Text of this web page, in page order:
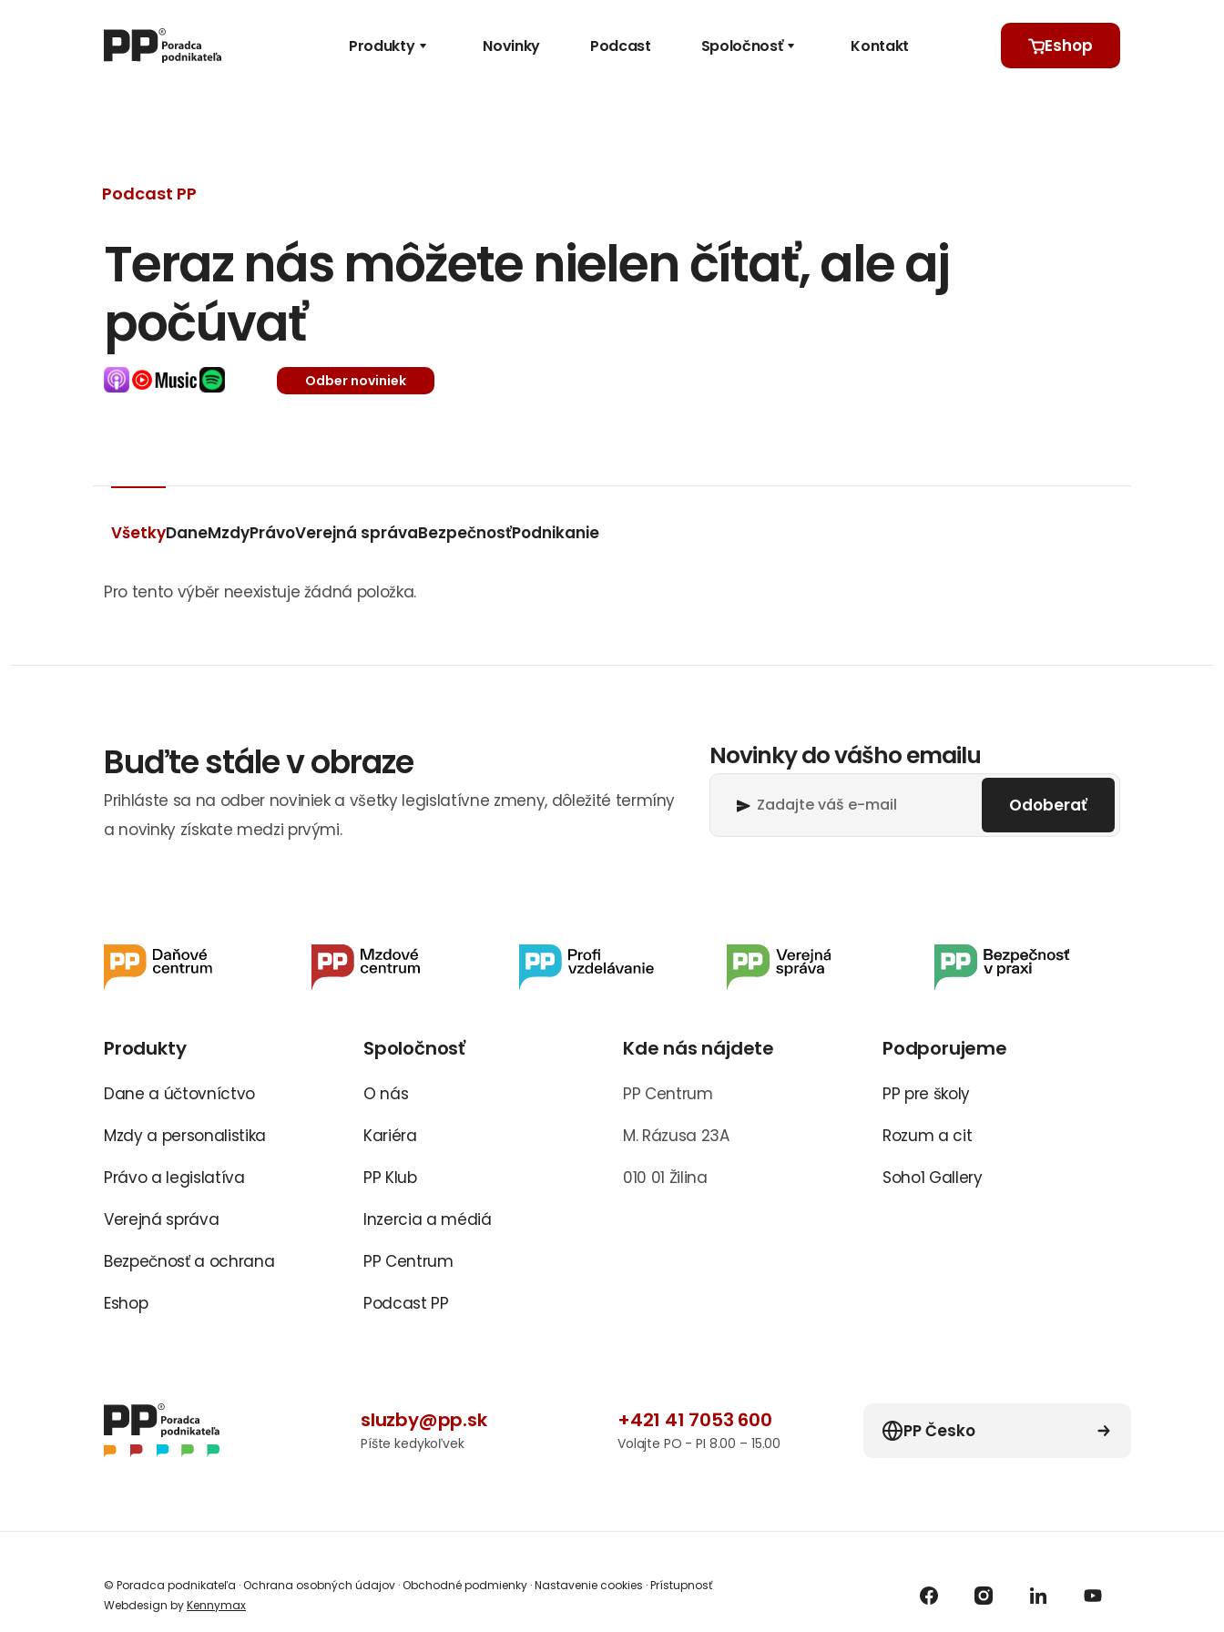
Produkty Novinky Podcast Spoločnosť Kontakt Eshop
Podcast PP
Teraz nás môžete nielen čítať, ale aj
počúvať
Odber noviniek
VšetkyDaneMzdyPrávoVerejná správaBezpečnosťPodnikanie
Pro tento výběr neexistuje žádná položka.
Buďte stále v obraze
Prihláste sa na odber noviniek a všetky legislatívne zmeny, dôležité termíny
a novinky získate medzi prvými.
Novinky do vášho emailu
Odoberať
Produkty
Dane a účtovníctvo
Mzdy a personalistika
Právo a legislatíva
Verejná správa
Bezpečnosť a ochrana
Eshop
Spoločnosť
O nás
Kariéra
PP Klub
Inzercia a médiá
PP Centrum
Podcast PP
Kde nás nájdete
PP Centrum
M. Rázusa 23A
010 01 Žilina
Podporujeme
PP pre školy
Rozum a cit
Soho1 Gallery
sluzby@pp.sk
Píšte kedykoľvek
+421 41 7053 600
Volajte PO - PI 8.00 – 15.00
PP Česko
© Poradca podnikateľa ·Ochrana osobných údajov ·Obchodné podmienky ·Nastavenie cookies ·Prístupnosť
Webdesign byKennymax